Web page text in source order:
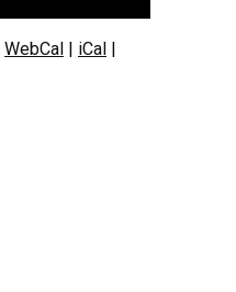
WebCal | iCal |